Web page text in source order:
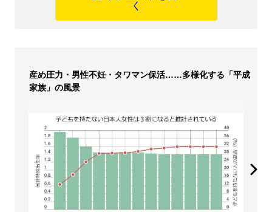
産め圧力・男性不妊・タワマン保活……多様化する「平成
家族」の風景